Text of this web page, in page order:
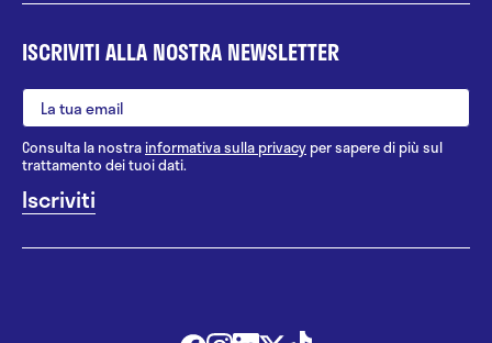
ISCRIVITI ALLA NOSTRA NEWSLETTER
Consulta la nostrainformativa sulla privacy per sapere di più sul
trattamento dei tuoi dati.